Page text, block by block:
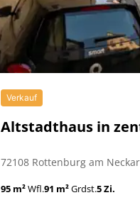
Verkauf
Altstadthaus in
72108 Rottenburg am Neckar
95 m²Wfl.91 m²Grdst.5 Zi.